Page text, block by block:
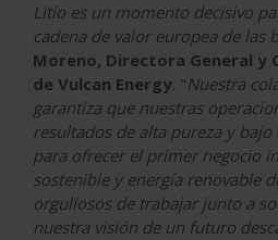
Litio es un momento decisivo
cadena de valor europea de las
Moreno, Directora General y
de Vulcan Energy. "Nuestra
garantiza que nuestras
resultados de alta pureza y
para ofrecer el primer negocio
sostenible y energía renovable
orgullosos de trabajar junto a
nuestra visión de un futuro